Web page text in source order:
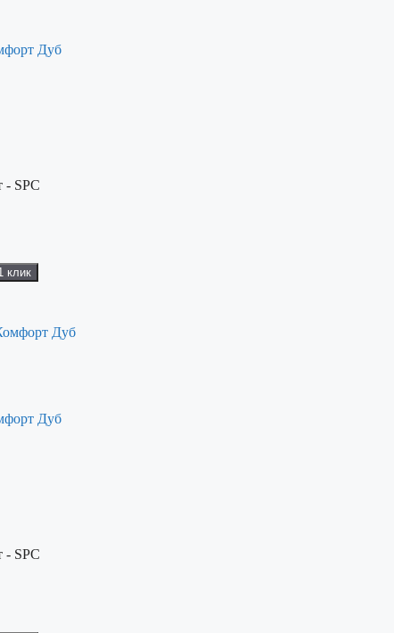
Дуб
- SPC
клик
Дуб
- SPC